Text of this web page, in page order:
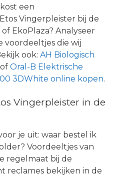
een
Vingerpleister bij de
EkoPlaza? Analyseer
voordeeltjes die wij
ook: AH Biologisch
of Oral-B Elektrische
3DWhite online kopen.
Vingerpleister in de
je uit: waar bestel ik
Voordeeltjes van
regelmaat bij de
reclames bekijken in de